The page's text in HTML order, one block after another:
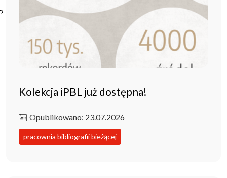
Poczta ibl.waw.pl
Kontakt
Kolekcja iPBL już dostępna!
Opublikowano: 23.07.2026
pracownia bibliografii bieżącej